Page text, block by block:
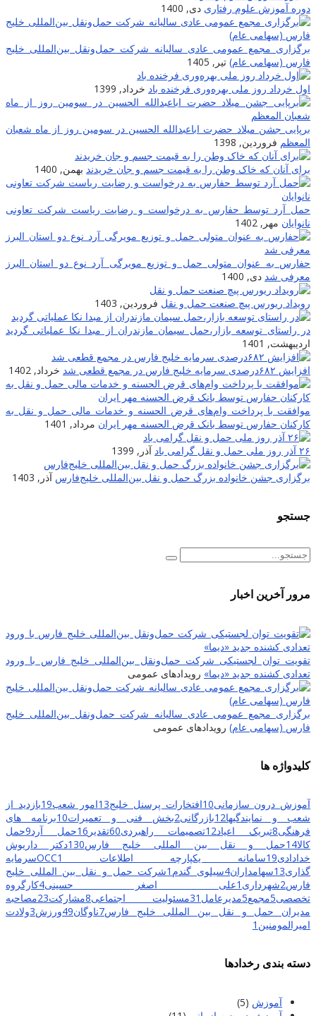
دوره آموزش علوم رفتاری دی, 1400
برگزاری مجمع عمومی عادی سالیانه شرکت حمل‌ونقل بین‌المللی خلیج
فارس (سهامی عام) تیر, 1405
اول خرداد روز ملی بهره‌وری فرخنده باد خرداد, 1399
برپایى جشن میلاد حضرت اباعبدالله الحسین در سومین روز از ماه شعبان
المعظم فروردین, 1398
برای آنان که خاک وطن را به قیمت جسم و جان خریدند بهمن, 1400
حمل آرد توسط حفارس به درخواست و رضایت ریاست شرکت تعاونی
نانوایان مهر, 1402
حفارس به عنوان متولی حمل و توزیع مویرگی آرد نوع دو استان البرز
معرفی شد دی, 1400
رویداد ریورس پیچ صنعت حمل و نقل فروردین, 1403
در راستای توسعه بازار،حمل سیمان مازندران از مبدا نکا عملیاتی گردید
اردیبهشت, 1401
افزایش ۶۸۲درصدی سرمایه خلیج فارس در مجمع قطعی شد
خرداد, 1402
موافقت با پرداخت وام‌های قرض الحسنه و خدمات مالی حمل و نقل به
کارکنان حفارس توسط بانک قرض الحسنه مهر ایران مرداد, 1401
۲۶ آذر روز ملی حمل و نقل گرامی باد
آذر, 1399
برگزاری جشن خانواده بزرگ حمل و نقل بین‌المللی خلیج‌فارس آذر, 1403
جستجو
مرور آخرین اخبار
تقویت توان لجستیکی شرکت حمل‌ونقل بین‌المللی خلیج فارس با ورود
تعدادی کشنده جدید «دیما» رویدادهای عمومی
برگزاری مجمع عمومی عادی سالیانه شرکت حمل‌ونقل بین‌المللی خلیج
فارس (سهامی عام) رویدادهای عمومی
کلیدواژه ها
آموزش درون سازمانی10افتخارات پرسنل خلیج13امور شعب19بازدید از
شعب و نمایندگیها12بازرگانی2بخش فنی و تعمیرات10برنامه های
فرهنگی8تبریک اعیاد12تصمیمات راهبردی60تقدیر 16حمل آرد9حمل
کالا14حمل و نقل بین المللی خلیج فارس130دکتر داریوش
خدادادی19سامانه یکپارچه اطلاعات OCC 1
سرمایه
گذاری13سهامداران4سیلوی گندم 1شرکت حمل و نقل بین المللی خلیج
فارس2شهرداری 1علی اصغر حسینی4کارگروه
تخصصی5مجمع5مدیرعامل 31مسئولیت اجتماعی8مشارکت23مصاحبه
مدیران حمل و نقل بین المللی خلیج فارس7ناوگان49ورزش3ولادت
امیرالمومنین 1
دسته بندی رخدادها
آموزش (5)